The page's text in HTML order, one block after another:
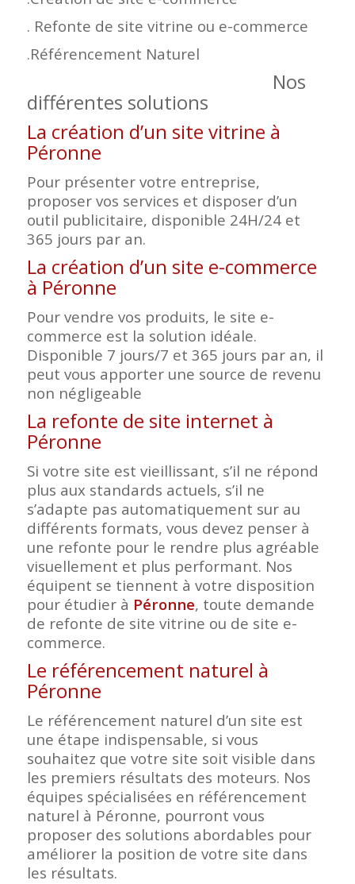
. Refonte de site vitrine ou e-commerce
.Référencement Naturel
Nos
différentes solutions
La création d’un site vitrine à
Péronne
Pour présenter votre entreprise,
proposer vos services et disposer d’un
outil publicitaire, disponible 24H/24 et
365 jours par an.
La création d’un site e-commerce
à Péronne
Pour vendre vos produits, le site e-
commerce est la solution idéale.
Disponible 7 jours/7 et 365 jours par an, il
peut vous apporter une source de revenu
non négligeable
La refonte de site internet à
Péronne
Si votre site est vieillissant, s’il ne répond
plus aux standards actuels, s’il ne
s’adapte pas automatiquement sur au
différents formats, vous devez penser à
une refonte pour le rendre plus agréable
visuellement et plus performant. Nos
équipent se tiennent à votre disposition
pour étudier à Péronne, toute demande
de refonte de site vitrine ou de site e-
commerce.
Le référencement naturel à
Péronne
Le référencement naturel d’un site est
une étape indispensable, si vous
souhaitez que votre site soit visible dans
les premiers résultats des moteurs. Nos
équipes spécialisées en référencement
naturel à Péronne, pourront vous
proposer des solutions abordables pour
améliorer la position de votre site dans
les résultats.